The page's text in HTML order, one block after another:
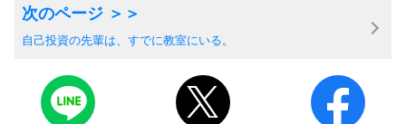
自己投資の先輩は、すでに教室にいる。